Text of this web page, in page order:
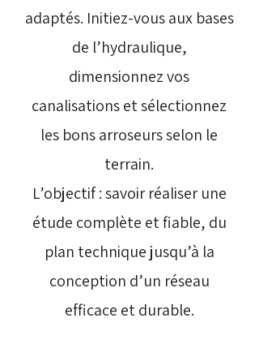
adaptés. Initiez-vous aux bases
de l’hydraulique,
dimensionnez vos
canalisations et sélectionnez
les bons arroseurs selon le
terrain.
L’objectif : savoir réaliser une
étude complète et fiable, du
plan technique jusqu’à la
conception d’un réseau
efficace et durable.